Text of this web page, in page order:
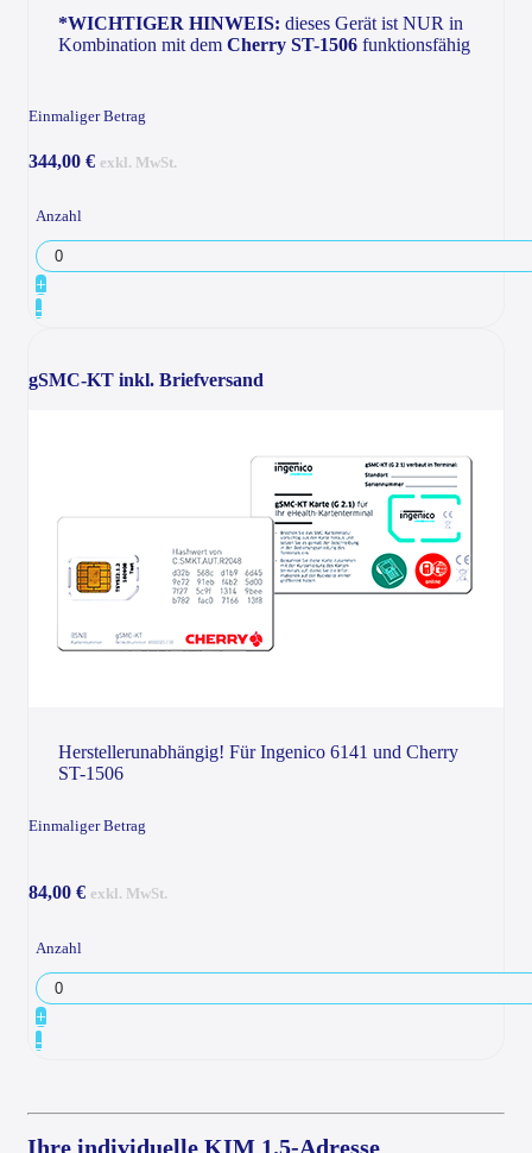
*WICHTIGER HINWEIS: dieses Gerät ist NUR in
Kombination mit dem Cherry ST-1506 funktionsfähig
Einmaliger Betrag
344,00 € exkl. MwSt.
Anzahl
+
-
gSMC-KT inkl. Briefversand
Herstellerunabhängig! Für Ingenico 6141 und Cherry
ST-1506
Einmaliger Betrag
84,00 € exkl. MwSt.
Anzahl
+
-
Ihre individuelle KIM 1.5-Adresse